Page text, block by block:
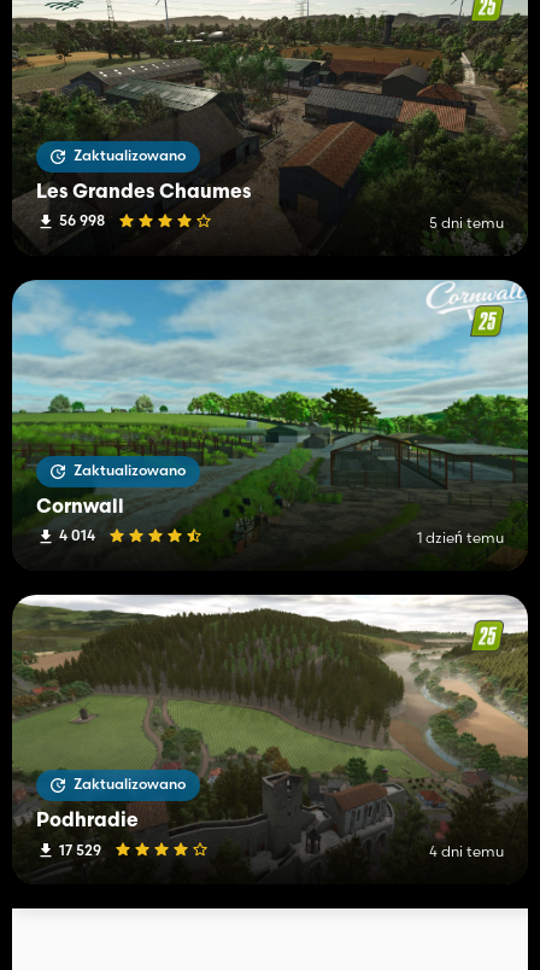
Zaktualizowano
Les Grandes Chaumes
56 998 5 dni temu
Zaktualizowano
Cornwall
4 014 1 dzień temu
Zaktualizowano
Podhradie
17 529 4 dni temu